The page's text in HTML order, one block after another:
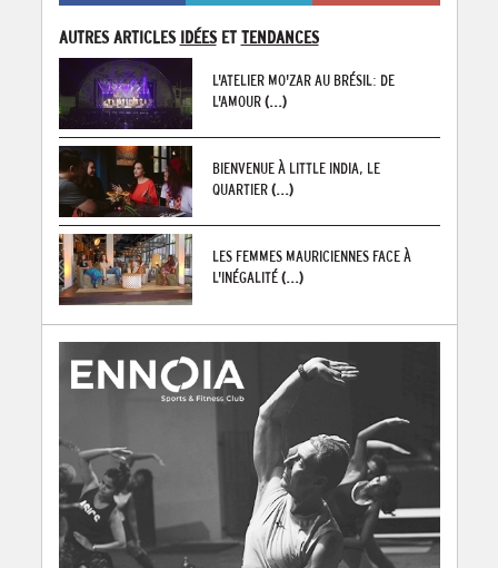
AUTRES ARTICLES IDÉESET TENDANCES
L'ATELIER MO'ZAR AU BRÉSIL: DE
L'AMOUR(...)
BIENVENUE À LITTLE INDIA, LE
QUARTIER(...)
LES FEMMES MAURICIENNES FACE À
L'INÉGALITÉ(...)